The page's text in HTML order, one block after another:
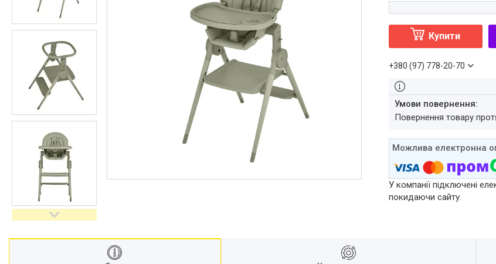
Меблі дитячі
Дитячий транспорт
Іграшки
Засоби особистої гігієни
Дитяче харчування
Одяг дитячий
Переноски для дітей
Дитяча безпека
Басейни каркасні
Валізи дитячі
Надувна продукція для дітей
Корисна інформація для
батьків
Купити
+380 (97) 778-20-70
повернення товару
У компанії підключені
покидаючи сайту.